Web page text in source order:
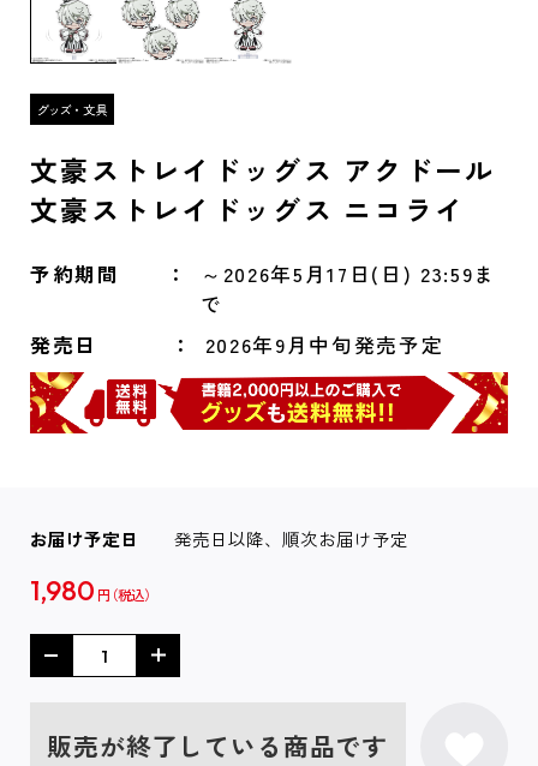
文豪ストレイドッグス アクドール
文豪ストレイドッグス ニコライ
予約期間
～2026年5月17日(日) 23:59ま
で
発売日
2026年9月中旬発売予定
お届け予定日 発売日以降、順次お届け予定
1,980 円
販売が終了している商品です